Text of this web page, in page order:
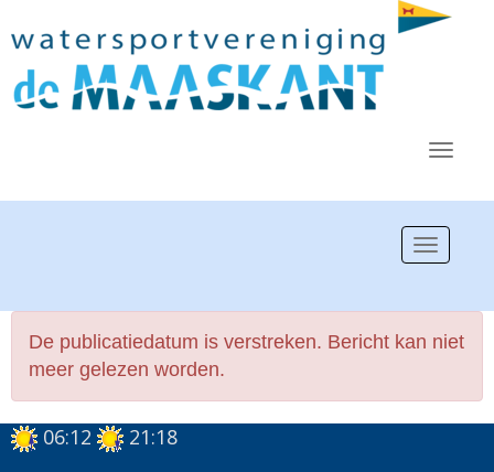
Toggle
De publicatiedatum is verstreken. Bericht kan niet
meer gelezen worden.
06:12 21:18